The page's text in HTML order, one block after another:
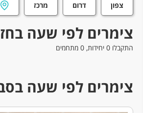
צפון דרום מרכז
צימרים לפי שעה
התקבלו 0 יחידות, 0 מתחמים
צימרים לפי שעה